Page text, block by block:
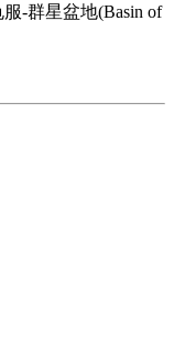
-群星盆地(Basin of